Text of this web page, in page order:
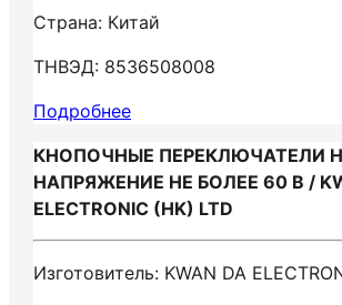
Страна: Китай
ТНВЭД: 8536508008
Подробнее
КНОПОЧНЫЕ ПЕРЕКЛЮЧАТЕЛИ
НАПРЯЖЕНИЕ НЕ БОЛЕЕ 60 В /
ELECTRONIC (HK) LTD
Изготовитель: KWAN DA